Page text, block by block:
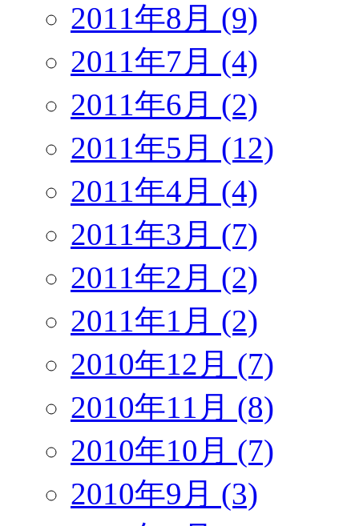
2011年8月 (9)
2011年7月 (4)
2011年6月 (2)
2011年5月 (12)
2011年4月 (4)
2011年3月 (7)
2011年2月 (2)
2011年1月 (2)
2010年12月 (7)
2010年11月 (8)
2010年10月 (7)
2010年9月 (3)